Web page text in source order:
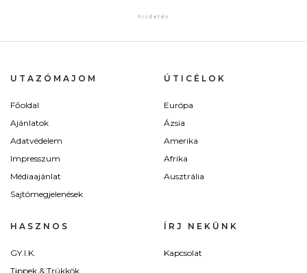
UTAZÓMAJOM
Főoldal
Ajánlatok
Adatvédelem
Impresszum
Médiaajánlat
Sajtómegjelenések
ÚTICÉLOK
Európa
Ázsia
Amerika
Afrika
Ausztrália
HASZNOS
GY.I.K.
Tippek & Trükkök
ÍRJ NEKÜNK
Kapcsolat